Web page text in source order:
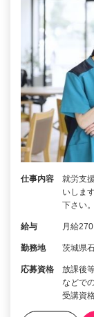
仕事内容
就労支
いしま
下さい
給与 月給
勤務地 茨城県
応募資格
放課後
などで
受講資格